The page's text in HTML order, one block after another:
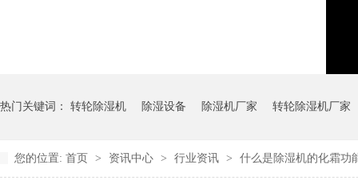
热门关键词： 转轮除湿机 除湿设备 除湿机厂家 转轮除湿机厂家
您的位置: 首页 > 资讯中心 > 行业资讯 > 什么是除湿机的化霜功